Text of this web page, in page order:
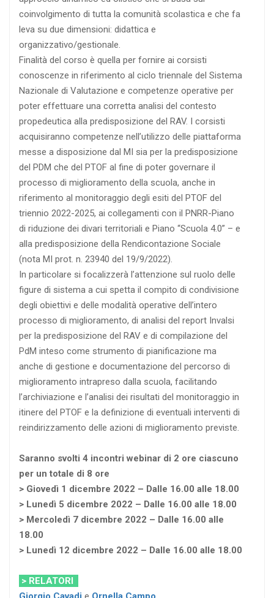
coinvolgimento di tutta la comunità scolastica e che fa
leva su due dimensioni: didattica e
organizzativo/gestionale.
Finalità del corso è quella per fornire ai corsisti
conoscenze in riferimento al ciclo triennale del Sistema
Nazionale di Valutazione e competenze operative per
poter effettuare una corretta analisi del contesto
propedeutica alla predisposizione del RAV. I corsisti
acquisiranno competenze nell’utilizzo delle piattaforma
messe a disposizione dal MI sia per la predisposizione
del PDM che del PTOF al fine di poter governare il
processo di miglioramento della scuola, anche in
riferimento al monitoraggio degli esiti del PTOF del
triennio 2022-2025, ai collegamenti con il PNRR-Piano
di riduzione dei divari territoriali e Piano “Scuola 4.0” – e
alla predisposizione della Rendicontazione Sociale
(nota MI prot. n. 23940 del 19/9/2022).
In particolare si focalizzerà l’attenzione sul ruolo delle
figure di sistema a cui spetta il compito di condivisione
degli obiettivi e delle modalità operative dell’intero
processo di miglioramento, di analisi del report Invalsi
per la predisposizione del RAV e di compilazione del
PdM inteso come strumento di pianificazione ma
anche di gestione e documentazione del percorso di
miglioramento intrapreso dalla scuola, facilitando
l’archiviazione e l’analisi dei risultati del monitoraggio in
itinere del PTOF e la definizione di eventuali interventi di
reindirizzamento delle azioni di miglioramento previste.
Saranno svolti 4 incontri webinar di 2 ore ciascuno
per un totale di 8 ore
> Giovedì 1 dicembre 2022 – Dalle 16.00 alle 18.00
> Lunedì 5 dicembre 2022 – Dalle 16.00 alle 18.00
> Mercoledì 7 dicembre 2022 – Dalle 16.00 alle
18.00
> Lunedì 12 dicembre 2022 – Dalle 16.00 alle 18.00
> RELATORI